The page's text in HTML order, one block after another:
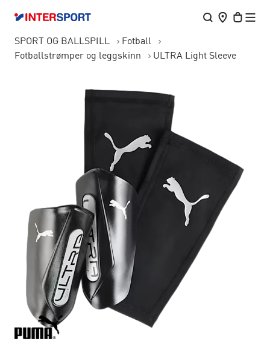
SPORT OG BALLSPILL
Fotball
Fotballstrømper og leggskinn
ULTRA Light Sleeve